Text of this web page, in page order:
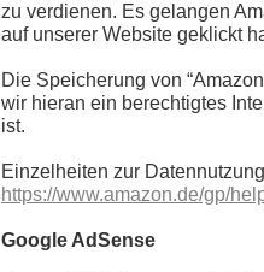
zu verdienen. Es gelangen
auf unserer Website geklickt
Die Speicherung von
wir hieran ein berechtigtes
ist.
Einzelheiten zur
https://www.amazon.de/gp/
Google AdSense